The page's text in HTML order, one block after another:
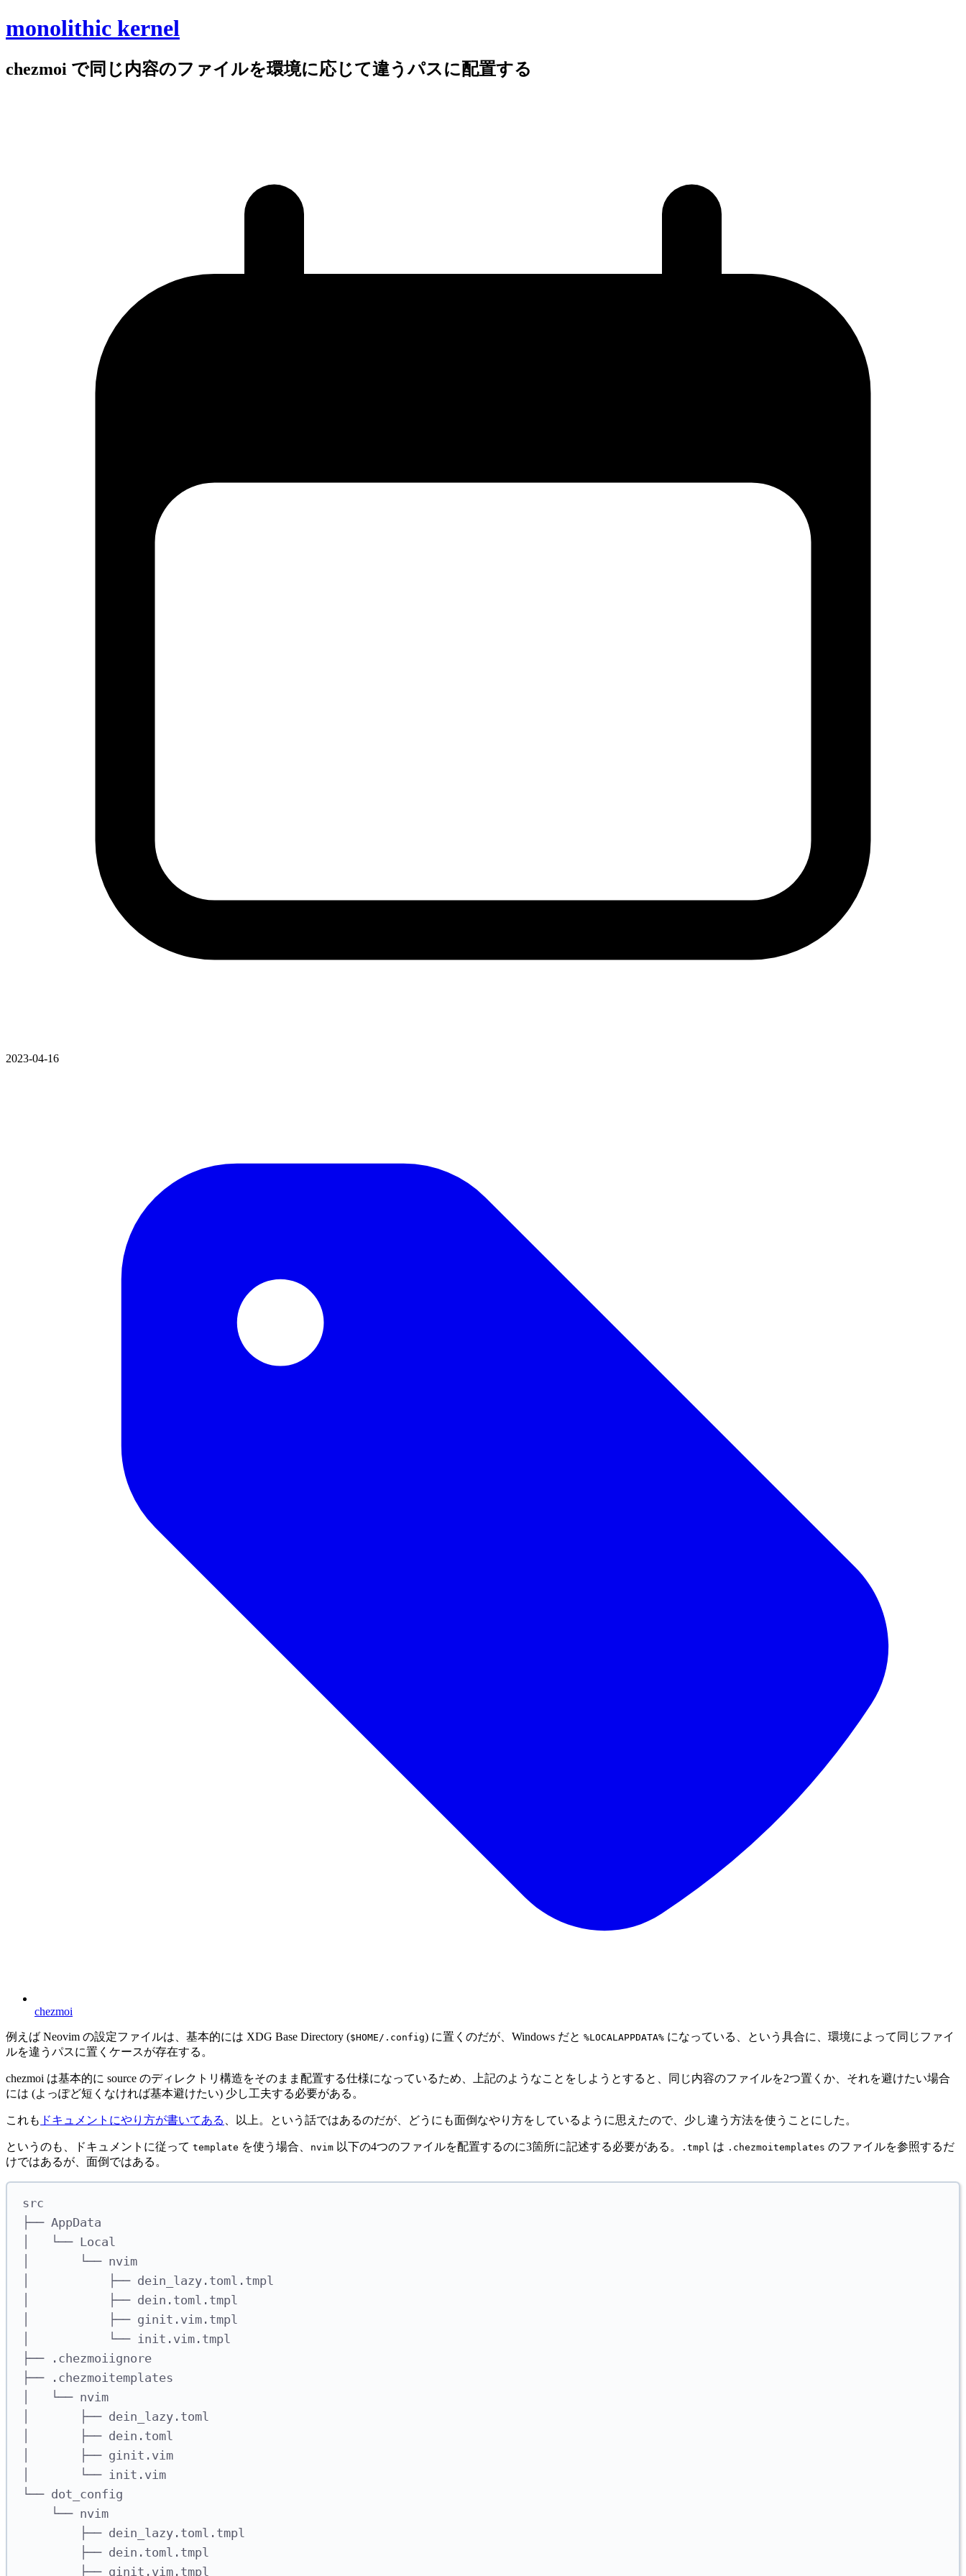
monolithic kernel
chezmoi で同じ内容のファイルを環境に応じて違うパスに配置する
2023-04-16
chezmoi
例えば Neovim の設定ファイルは、基本的には XDG Base Directory ($HOME/.config) に置くのだが、Windows だと %LOCALAPPDATA% になっている、という具合に、環境によって同じファイ
ルを違うパスに置くケースが存在する。
chezmoi は基本的に source のディレクトリ構造をそのまま配置する仕様になっているため、上記のようなことをしようとすると、同じ内容のファイルを2つ置くか、それを避けたい場合
には (よっぽど短くなければ基本避けたい) 少し工夫する必要がある。
これも ドキュメントにやり方が書いてある 、以上。という話ではあるのだが、どうにも面倒なやり方をしているように思えたので、少し違う方法を使うことにした。
というのも、ドキュメントに従って template を使う場合、 nvim 以下の4つのファイルを配置するのに3箇所に記述する必要がある。 .tmpl は .chezmoitemplates のファイルを参照するだ
けではあるが、面倒ではある。
src
├── AppData
│   └── Local
│       └── nvim
│           ├── dein_lazy.toml.tmpl
│           ├── dein.toml.tmpl
│           ├── ginit.vim.tmpl
│           └── init.vim.tmpl
├── .chezmoiignore
├── .chezmoitemplates
│   └── nvim
│       ├── dein_lazy.toml
│       ├── dein.toml
│       ├── ginit.vim
│       └── init.vim
└── dot_config
└── nvim
├── dein_lazy.toml.tmpl
├── dein.toml.tmpl
├── ginit.vim.tmpl